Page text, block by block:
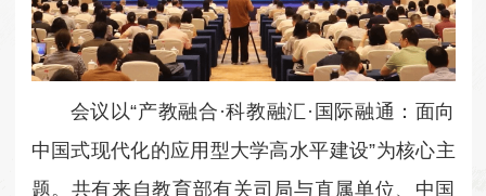
会议以“产教融合·科教融汇·国际融通：面向
中国式现代化的应用型大学高水平建设”为核心主
题。共有来自教育部有关司局与直属单位、中国